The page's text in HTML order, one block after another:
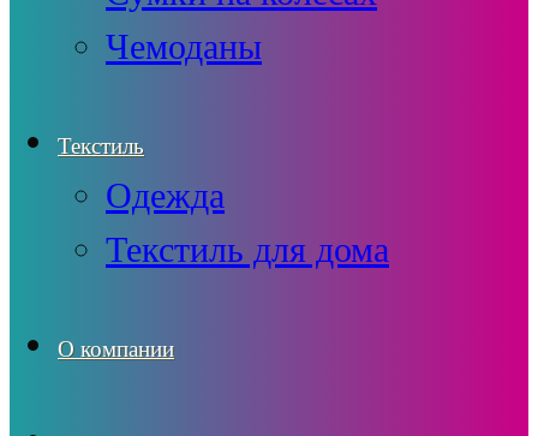
Чемоданы
Текстиль
Одежда
Текстиль для дома
О компании